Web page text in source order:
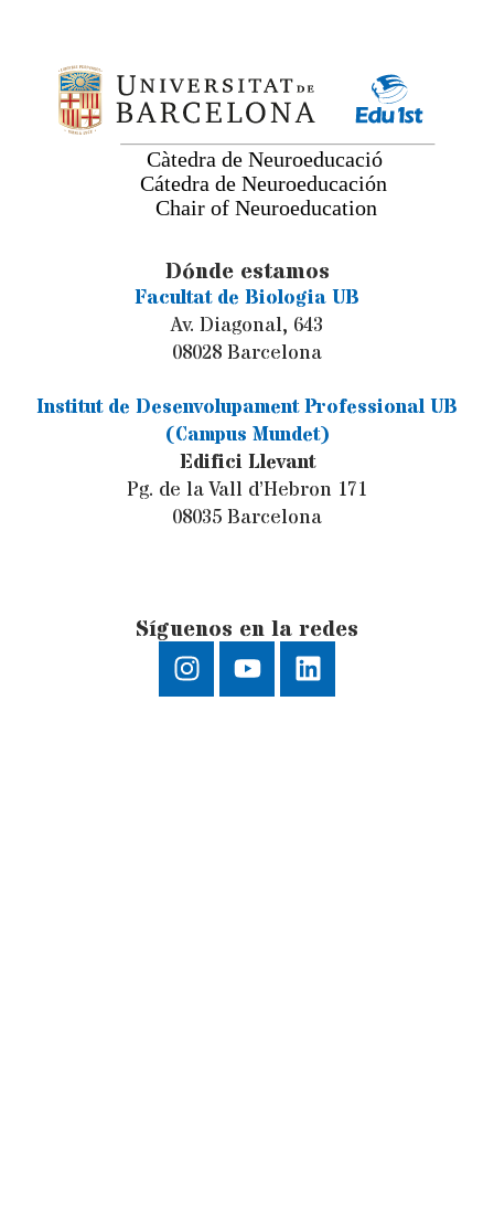
Dónde estamos
Facultat de Biologia UB
Av. Diagonal, 643
08028 Barcelona
Institut de Desenvolupament Professional UB
(Campus Mundet)
Edifici Llevant
Pg. de la Vall d’Hebron 171
08035 Barcelona
Síguenos en la redes